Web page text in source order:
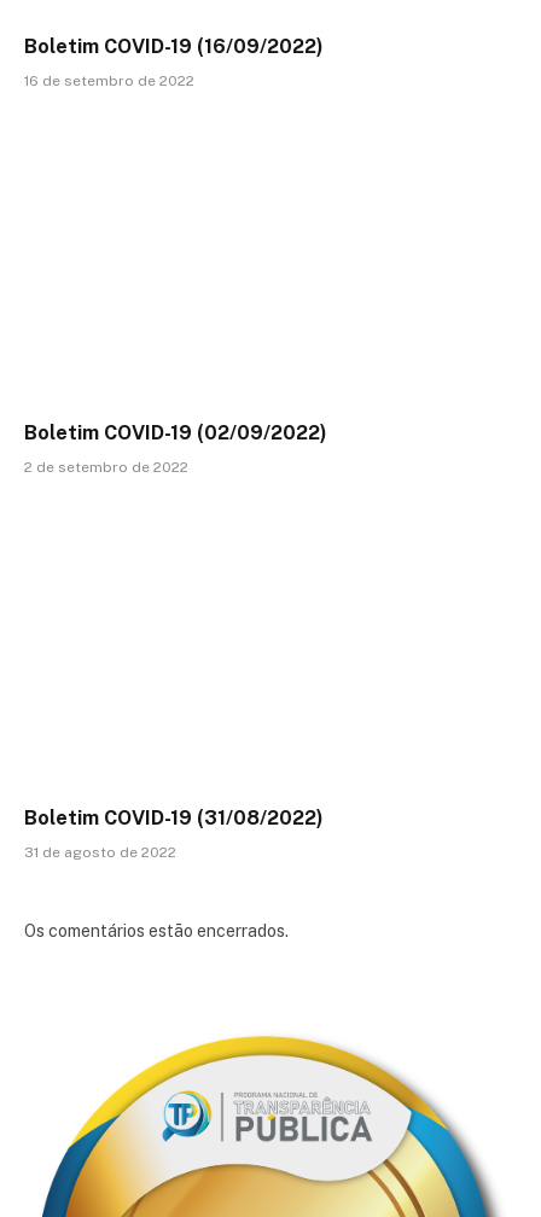
Boletim COVID-19 (16/09/2022)
16 de setembro de 2022
Boletim COVID-19 (02/09/2022)
2 de setembro de 2022
Boletim COVID-19 (31/08/2022)
31 de agosto de 2022
Os comentários estão encerrados.